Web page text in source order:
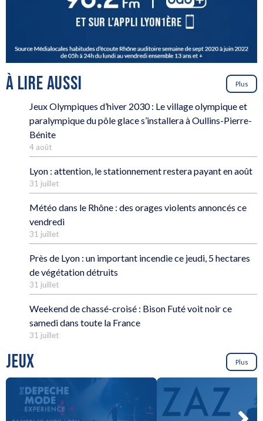
À LIRE AUSSI Plus
Jeux Olympiques d’hiver 2030 : Le village olympique et
paralympique du pôle glace s’installera à Oullins-Pierre-
Bénite
4 août
Lyon : attention, le stationnement restera payant en août
31 juillet
Météo dans le Rhône : des orages violents annoncés ce
vendredi
31 juillet
Près de Lyon : un important incendie ce jeudi, 5 hectares
de végétation détruits
31 juillet
Weekend de chassé-croisé : Bison Futé voit noir ce
samedi dans toute la France
31 juillet
JEUX Plus